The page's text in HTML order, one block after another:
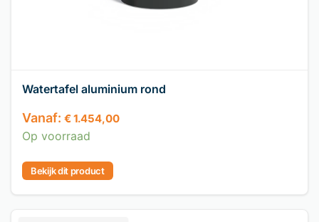
Watertafel aluminium rond
Vanaf: €1.454,00
Op voorraad
Bekijk dit product